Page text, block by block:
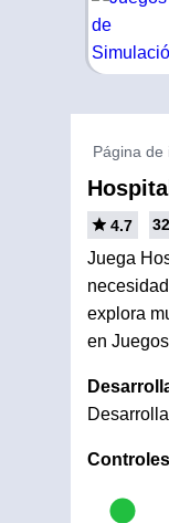
Página de
4.7
Juega
explora
en